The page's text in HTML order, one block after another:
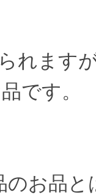
れます
です。
のお品